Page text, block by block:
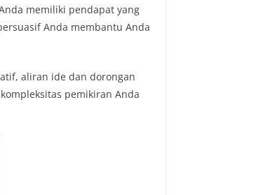
memiliki pendapat yang
Anda membantu Anda
aliran ide dan dorongan
pemikiran Anda